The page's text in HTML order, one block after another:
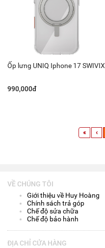
Ốp lưng UNIQ Iphone 17 SWIVIX
990,000đ
« ‹
VỀ CHÚNG TÔI
Giới thiệu về Huy Hoàng
Chính sách trả góp
Chế độ sửa chữa
Chế độ bảo hành
ĐỊA CHỈ CỬA HÀNG